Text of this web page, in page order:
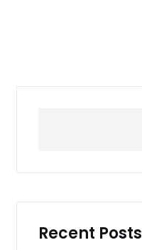
Recent Posts